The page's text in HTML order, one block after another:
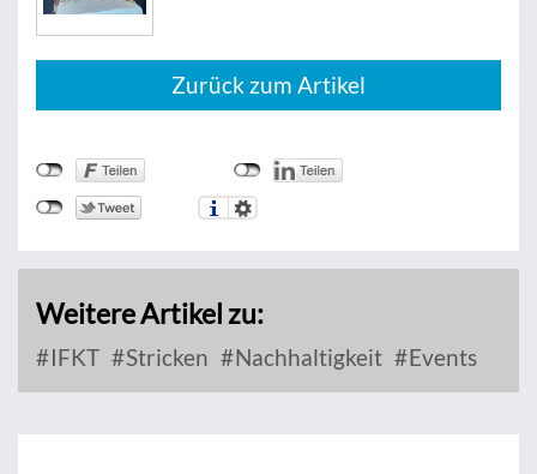
Zurück zum Artikel
Weitere Artikel zu:
IFKT Stricken Nachhaltigkeit Events